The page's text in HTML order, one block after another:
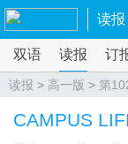
读报
双语 读报 订
读报 > 高一版 > 第
CAMPUS